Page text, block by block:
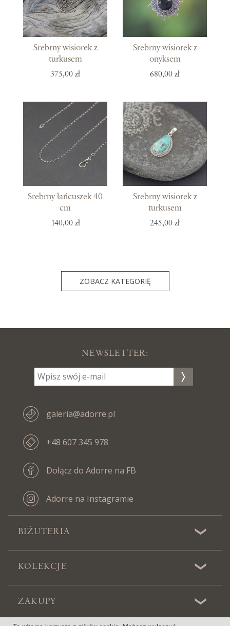
Srebrny wisiorek z
turkusem
375,00 zł
Srebrny wisiorek z
onyksem
680,00 zł
Srebrny łańcuszek 40
cm
140,00 zł
Srebrny wisiorek z
turkusem
245,00 zł
ZOBACZ KATEGORIĘ
NEWSLETTER:
galeria@adorre.pl
+48 607 345 978
Dołącz do Adorre na FB
Adorre na Instagramie
BIŻUTERIA
KOLEKCJE
ZAKUPY